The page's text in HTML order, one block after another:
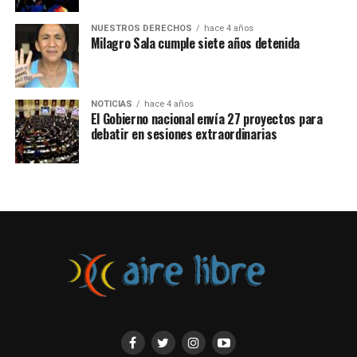
levantamientos populares y represión policial, con
fallecidos y miles de personas detenidas.
NUESTROS DERECHOS hace 4 años
Milagro Sala cumple siete años detenida
NOTICIAS hace 4 años
El Gobierno nacional envía 27 proyectos para
debatir en sesiones extraordinarias